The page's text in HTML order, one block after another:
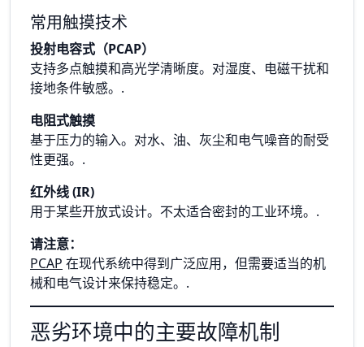
常用触摸技术
投射电容式（PCAP）
支持多点触摸和高光学清晰度。对湿度、电磁干扰和
接地条件敏感。.
电阻式触摸
基于压力的输入。对水、油、灰尘和电气噪音的耐受
性更强。.
红外线 (IR)
用于某些开放式设计。不太适合密封的工业环境。.
请注意：
PCAP 在现代系统中得到广泛应用，但需要适当的机
械和电气设计来保持稳定。.
恶劣环境中的主要故障机制